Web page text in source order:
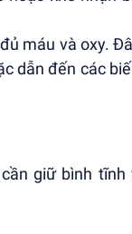
máu và oxy.
dẫn đến các
giữ bình tĩnh